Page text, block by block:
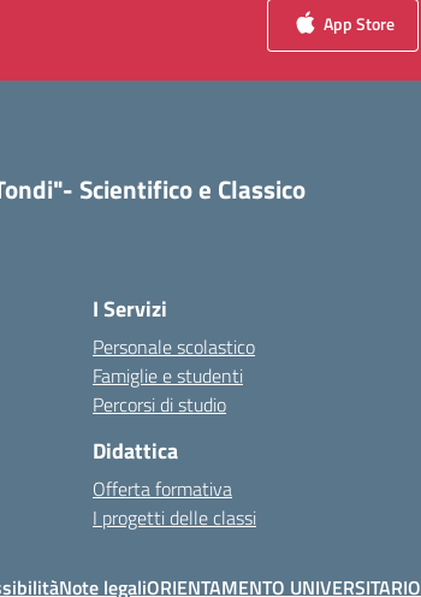
App Store
Scientifico e Classico
I Servizi
Personale scolastico
Famiglie e studenti
Percorsi di studio
Didattica
Offerta formativa
I progetti delle classi
Note legaliORIENTAMENTO UNIVERSITARIO